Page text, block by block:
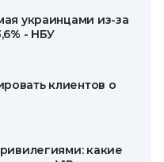
украинцами из-за
- НБУ
клиентов о
какие